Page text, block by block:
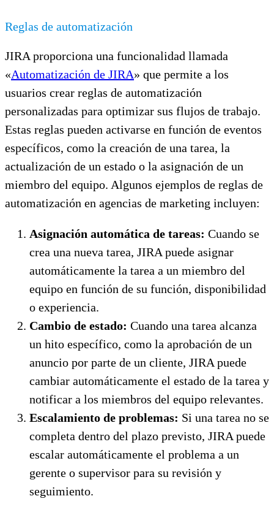
Reglas de automatización
JIRA proporciona una funcionalidad llamada
«Automatización de JIRA» que permite a los
usuarios crear reglas de automatización
personalizadas para optimizar sus flujos de trabajo.
Estas reglas pueden activarse en función de eventos
específicos, como la creación de una tarea, la
actualización de un estado o la asignación de un
miembro del equipo. Algunos ejemplos de reglas de
automatización en agencias de marketing incluyen:
Asignación automática de tareas: Cuando se
crea una nueva tarea, JIRA puede asignar
automáticamente la tarea a un miembro del
equipo en función de su función, disponibilidad
o experiencia.
Cambio de estado: Cuando una tarea alcanza
un hito específico, como la aprobación de un
anuncio por parte de un cliente, JIRA puede
cambiar automáticamente el estado de la tarea y
notificar a los miembros del equipo relevantes.
Escalamiento de problemas: Si una tarea no se
completa dentro del plazo previsto, JIRA puede
escalar automáticamente el problema a un
gerente o supervisor para su revisión y
seguimiento.